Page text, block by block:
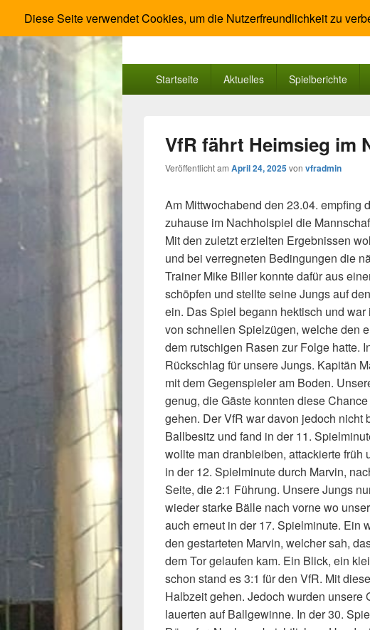
VfR Salisso Bad
PrimäresStartseite Aktuelles Spielberichte
VfR fährt Heimsieg im
Veröffentlicht am April 24, 2025von vfradmin
Am Mittwochabend den 23.04. empfing
zuhause im Nachholspiel die
Mit den zuletzt erzielten Ergebnissen
und bei verregneten Bedingungen die
Trainer Mike Biller konnte dafür aus
schöpfen und stellte seine Jungs auf
ein. Das Spiel begann hektisch und
von schnellen Spielzügen, welche den
dem rutschigen Rasen zur Folge hatte.
Rückschlag für unsere Jungs. Kapitän
mit dem Gegenspieler am Boden.
genug, die Gäste konnten diese
gehen. Der VfR war davon jedoch nicht
Ballbesitz und fand in der 11.
wollte man dranbleiben, attackierte
in der 12. Spielminute durch Marvin,
Seite, die 2:1 Führung. Unsere Jungs
wieder starke Bälle nach vorne wo
auch erneut in der 17. Spielminute. Ein
den gestarteten Marvin, welcher sah,
dem Tor gelaufen kam. Ein Blick, ein
schon stand es 3:1 für den VfR. Mit
Halbzeit gehen. Jedoch wurden unsere
lauerten auf Ballgewinne. In der 30.
Diese Seite verwendet Cookies, um die Nutzerfreundlichkeit zu